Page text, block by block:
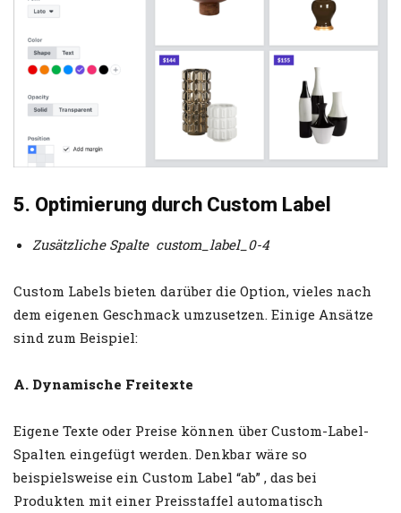
5. Optimierung durch Custom Label
Zusätzliche Spalte custom_label_0-4
Custom Labels bieten darüber die Option, vieles nach
dem eigenen Geschmack umzusetzen. Einige Ansätze
sind zum Beispiel:
A. Dynamische Freitexte
Eigene Texte oder Preise können über Custom-Label-
Spalten eingefügt werden. Denkbar wäre so
beispielsweise ein Custom Label “ab” , das bei
Produkten mit einer Preisstaffel automatisch